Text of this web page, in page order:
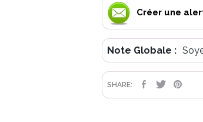
Créer une
Note Globale :
SHARE: